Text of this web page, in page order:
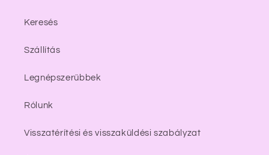
Keresés
Szállítás
Legnépszerűbbek
Rólunk
Visszatérítési és visszaküldési szabályzat